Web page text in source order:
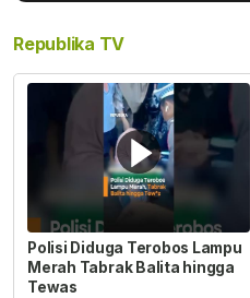
Republika TV
Polisi Diduga Terobos Lampu
Merah Tabrak Balita hingga
Tewas